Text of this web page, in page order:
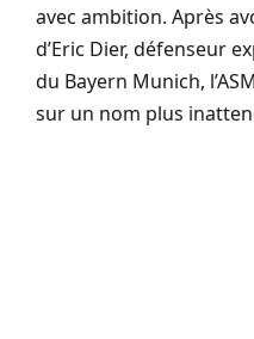
avec ambition. Après
d’Eric Dier, défenseur
du Bayern Munich,
sur un nom plus